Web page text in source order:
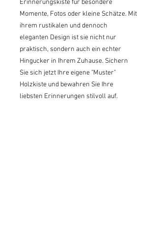
Erinnerungskiste für besondere
Momente, Fotos oder kleine Schätze. Mit
ihrem rustikalen und dennoch
eleganten Design ist sie nicht nur
praktisch, sondern auch ein echter
Hingucker in Ihrem Zuhause. Sichern
Sie sich jetzt Ihre eigene "Muster"
Holzkiste und bewahren Sie Ihre
liebsten Erinnerungen stilvoll auf.